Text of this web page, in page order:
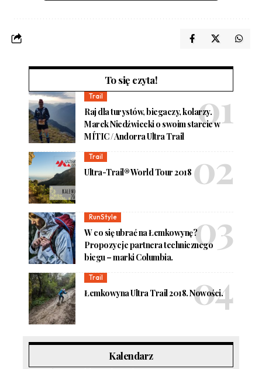
To się czyta!
Trail
Raj dla turystów, biegaczy, kolarzy.
Marek Niedźwiecki o swoim starcie w
MÍTIC / Andorra Ultra Trail
Trail
Ultra-Trail® World Tour 2018
RunStyle
W co się ubrać na Łemkowynę?
Propozycje partnera technicznego
biegu – marki Columbia.
Trail
Łemkowyna Ultra Trail 2018. Nowości.
Kalendarz